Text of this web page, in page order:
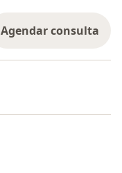
Agendar consulta